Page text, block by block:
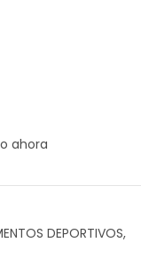
ahora
DEPORTIVOS,